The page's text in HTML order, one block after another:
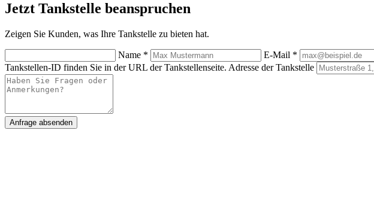
Jetzt Tankstelle beanspruchen
Zeigen Sie Kunden, was Ihre Tankstelle zu bieten hat.
Name * E-Mail *
Tankstellen-ID finden Sie in der URL der Tankstellenseite. Adresse der Tankstelle
Anfrage absenden